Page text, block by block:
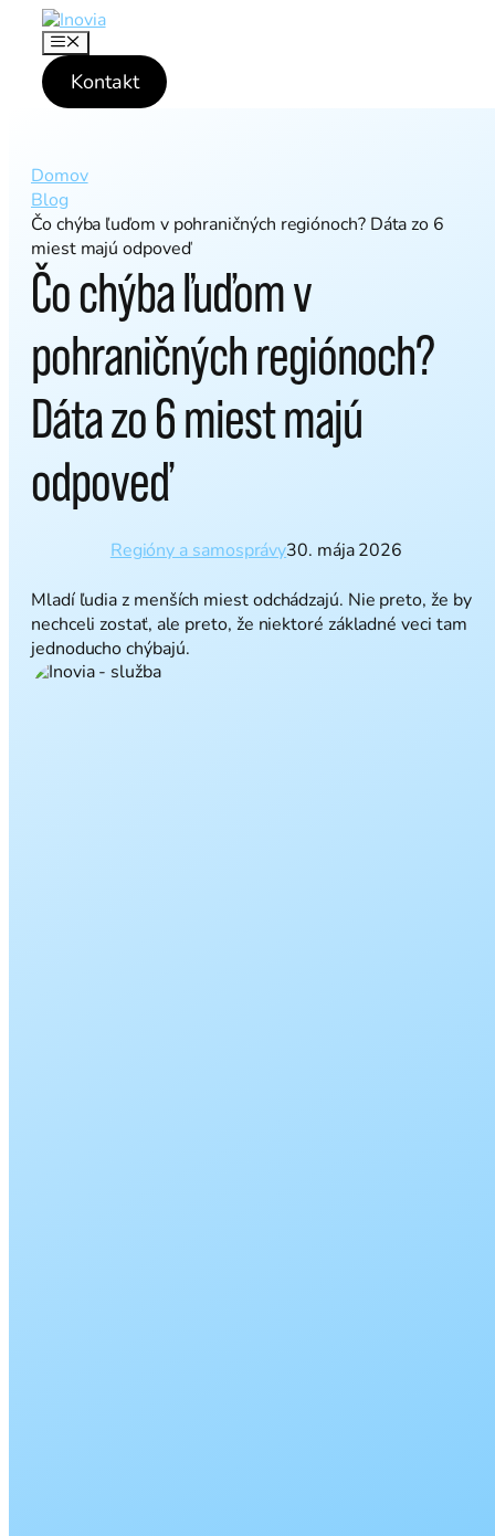
M
e
n
u
Kontakt
Domov
Blog
Čo chýba ľuďom v pohraničných regiónoch? Dáta zo 6
miest majú odpoveď
Čo chýba ľuďom v
pohraničných regiónoch?
Dáta zo 6 miest majú
odpoveď
Regióny a samosprávy30. mája 2026
Mladí ľudia z menších miest odchádzajú. Nie preto, že by
nechceli zostať, ale preto, že niektoré základné veci tam
jednoducho chýbajú.